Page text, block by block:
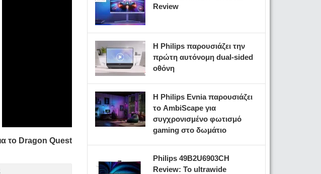
το Dragon Quest
Review
Η Philips παρουσιάζει την
πρώτη αυτόνομη dual-sided
οθόνη
Η Philips Evnia παρουσιάζει
το AmbiScape για
συγχρονισμένο φωτισμό
gaming στο δωμάτιο
Philips 49B2U6903CH
Review: Το ultrawide